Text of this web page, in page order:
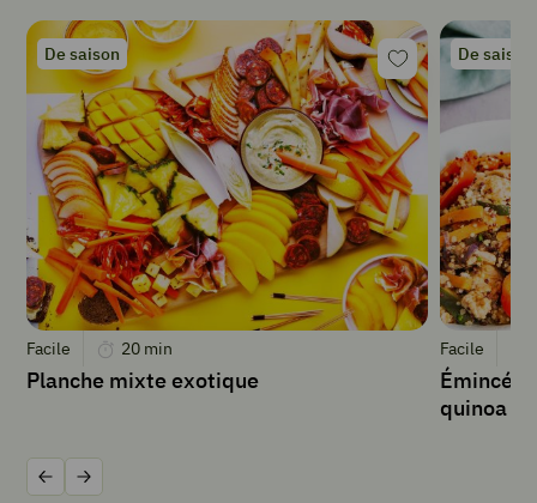
INSTRUCTIONS
Éplucher,
laver
et
couper
les
carottes
en
rondelles.
Les
pendant
dans
l’eau
De saison
Facile 20 min
Planche mixte exotique
De saison
Facile
Émincé
quinoa
Précédent
Suivant